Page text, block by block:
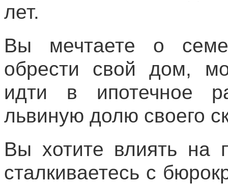
лет.
Вы мечтаете о
обрести свой дом,
идти в ипотечное
львиную долю своего
Вы хотите влиять на
сталкиваетесь с